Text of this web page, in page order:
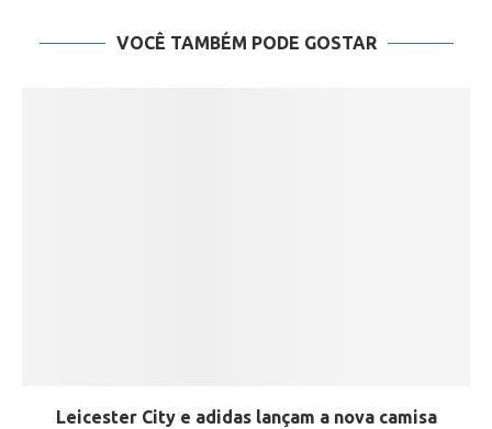
VOCÊ TAMBÉM PODE GOSTAR
Leicester City e adidas lançam a nova camisa